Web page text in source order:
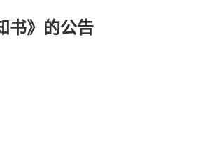
书》的公告